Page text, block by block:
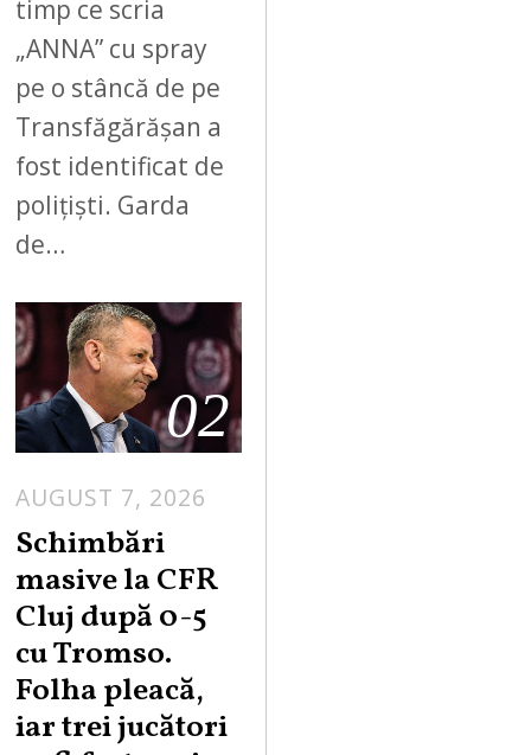
timp ce scria
„ANNA” cu spray
pe o stâncă de pe
Transfăgărășan a
fost identificat de
polițiști. Garda
de…
02
AUGUST 7, 2026
Schimbări
masive la CFR
Cluj după 0-5
cu Tromso.
Folha pleacă,
iar trei jucători